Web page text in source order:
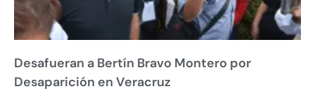
Desafueran a Bertín Bravo Montero por
Desaparición en Veracruz